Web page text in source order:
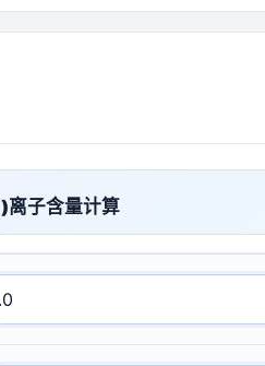
)离子含量计算